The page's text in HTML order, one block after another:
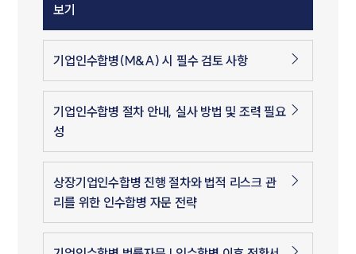
보기
기업인수합병(M&A) 시 필수 검토 사항
기업인수합병 절차 안내, 실사 방법 및 조력 필요
성
상장기업인수합병 진행 절차와 법적 리스크 관
리를 위한 인수합병 자문 전략